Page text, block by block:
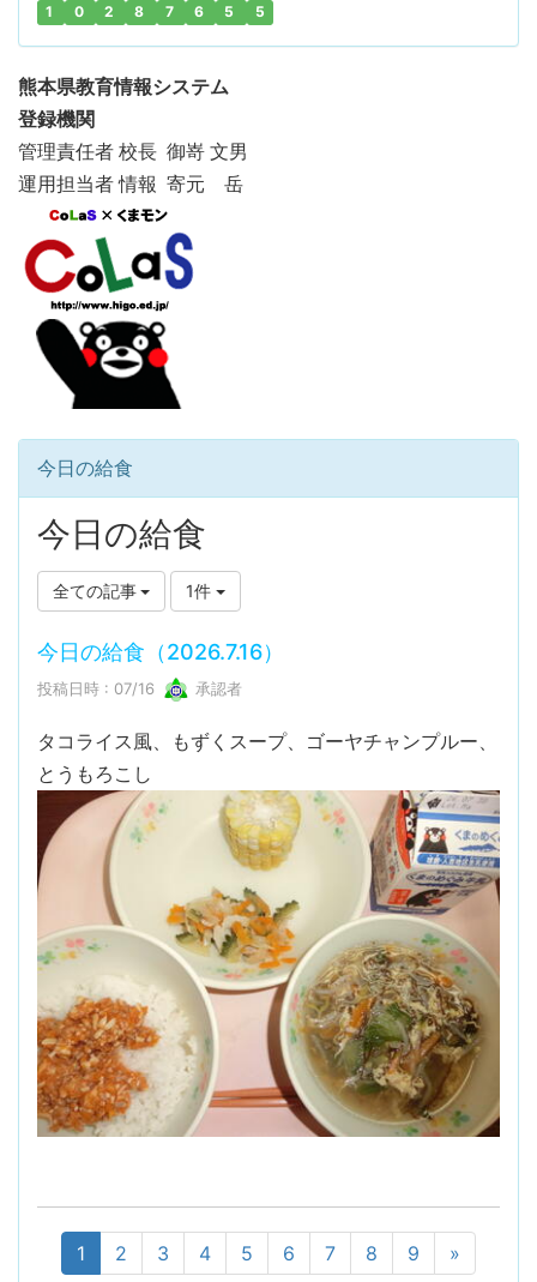
1 0 2 8 7 6 5 5
熊本県教育情報システム
登録機関
管理責任者 校長 御嵜 文男
運用担当者 情報 寄元 岳
今日の給食
今日の給食
全ての記事 1件
今日の給食（2026.7.16）
投稿日時 : 07/16 承認者
タコライス風、もずくスープ、ゴーヤチャンプルー、
とうもろこし
1 2 3 4 5 6 7 8 9 »